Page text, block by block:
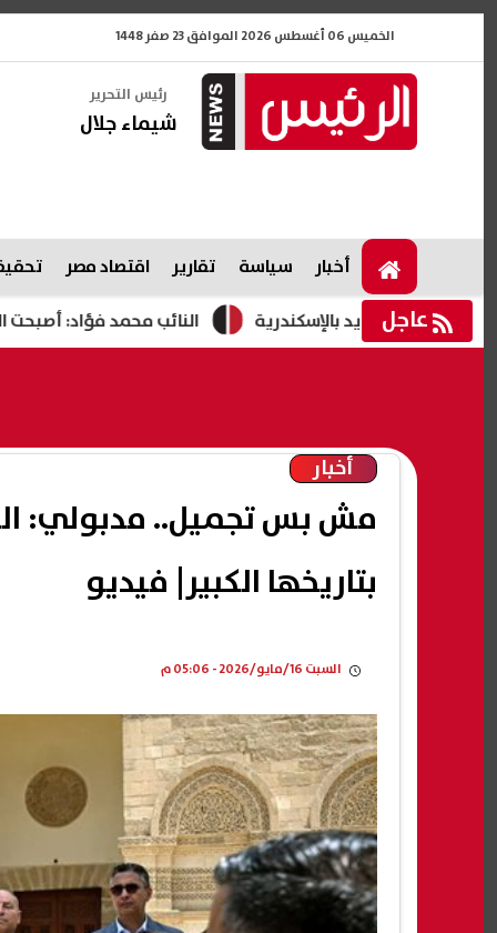
الخميس 06 أغسطس 2026 الموافق 23 صفر 1448
رئيس التحرير
شيماء جلال
أخبار سياسة تقارير اقتصاد مصر
عاجل النائب محمد فؤاد: أصبحت المحروقات بالإسكندرية
أخبار
مش بس تجميل.. مدبولي:
بتاريخها الكبير| فيديو
السبت 16/مايو/2026 - 05:06 م